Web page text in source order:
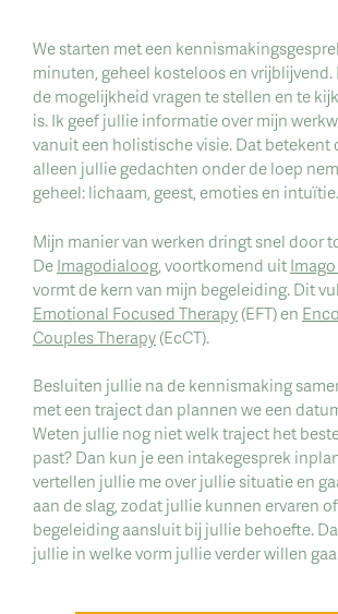
We starten met een
minuten, geheel kosteloos en
de mogelijkheid vragen te stellen en te
is. Ik geef jullie informatie over mijn
vanuit een holistische visie. Dat betekent
alleen jullie gedachten onder de loep
geheel: lichaam, geest, emoties en intuïtie.
Mijn manier van werken dringt snel door
DeImagodialoog, voortkomend uit
vormt de kern van mijn begeleiding. Dit
Emotional Focused Therapy(EFT) en
Couples Therapy(EcCT).
Besluiten jullie na de kennismaking
met een traject dan plannen we een
Weten jullie nog niet welk traject het
past? Dan kun je een intakegesprek
vertellen jullie me over jullie situatie en
aan de slag, zodat jullie kunnen ervaren
begeleiding aansluit bij jullie behoefte.
jullie in welke vorm jullie verder willen